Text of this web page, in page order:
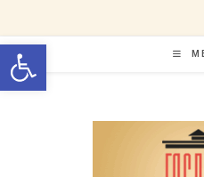
Открыть
содержимому